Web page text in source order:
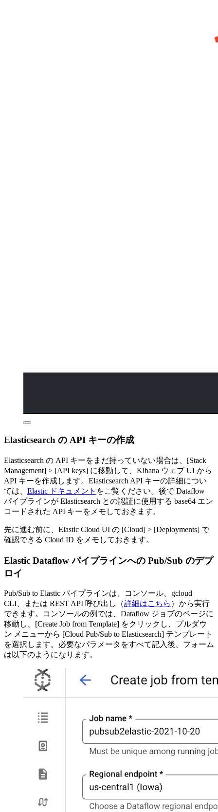
Elasticsearch の API キーの作成
Elasticsearch の API キーをまだ持っていない場合は、[Stack
Management] > [API keys] に移動して、Kibana ウェブ UI から
API キーを作成します。Elasticsearch API キーの詳細につい
ては、 Elastic ドキュメント をご覧ください。後で Dataflow
パイプラインが Elasticsearch との認証に使用する base64 エン
コードされた API キーをメモしておきます。
先に進む前に、Elastic Cloud UI の [Cloud] > [Deployments] で
確認できる Cloud ID をメモしておきます。
Elastic Dataflow パイプラインへの Pub/Sub のデプ
ロイ
Pub/Sub to Elastic パイプラインは、コンソール、gcloud
CLI、または REST API 呼び出し（詳細はこちら ）から実行
できます。コンソールの例では、Dataflow ジョブのページに
移動し、[Create Job from Template] をクリックし、プルダウ
ン メニューから [Cloud Pub/Sub to Elasticsearch] テンプレート
を選択します。必要なパラメータをすべて記入後、フォーム
は以下のようになります。